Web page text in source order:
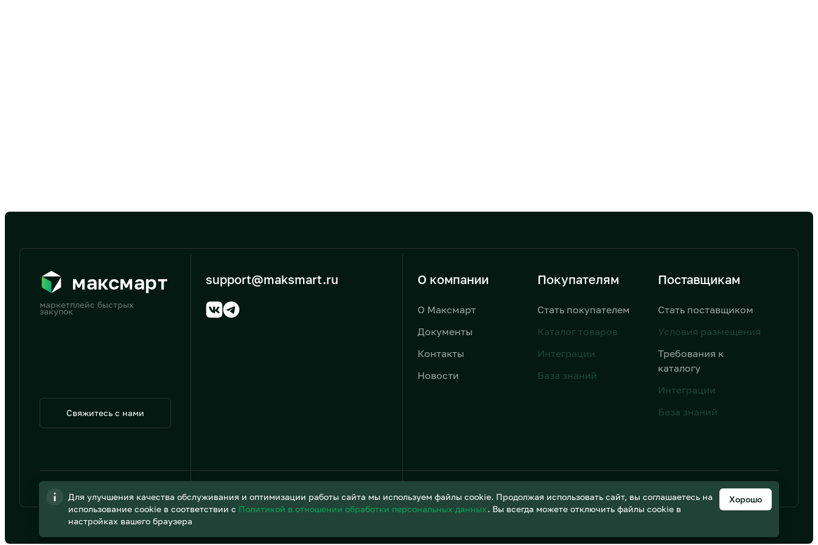
максмарт
маркетплейс быстрых
закупок
Свяжитесь с нами
support@maksmart.ru О компании
О Максмарт
Документы
Контакты
Новости
Покупателям
Стать покупателем
Каталог товаров
Интеграции
База знаний
Поставщикам
Стать поставщиком
Условия размещения
Требования к
каталогу
Интеграции
База знаний
Дизайн от AIC
Для улучшения качества обслуживания и оптимизации работы сайта мы используем файлы cookie. Продолжая использовать сайт, вы соглашаетесь на
использование cookie в соответствии с Политикой в отношении обработки персональных данных. Вы всегда можете отключить файлы cookie в
настройках вашего браузера
Хорошо